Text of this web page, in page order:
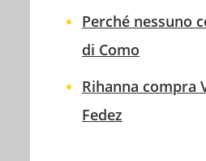
Perché nessuno
di Como
Rihanna compra
Fedez